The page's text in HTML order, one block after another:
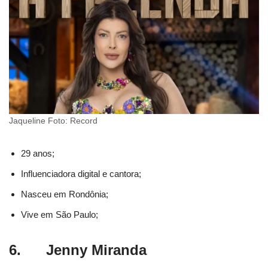
Jaqueline Foto: Record
29 anos;
Influenciadora digital e cantora;
Nasceu em Rondônia;
Vive em São Paulo;
6. Jenny Miranda